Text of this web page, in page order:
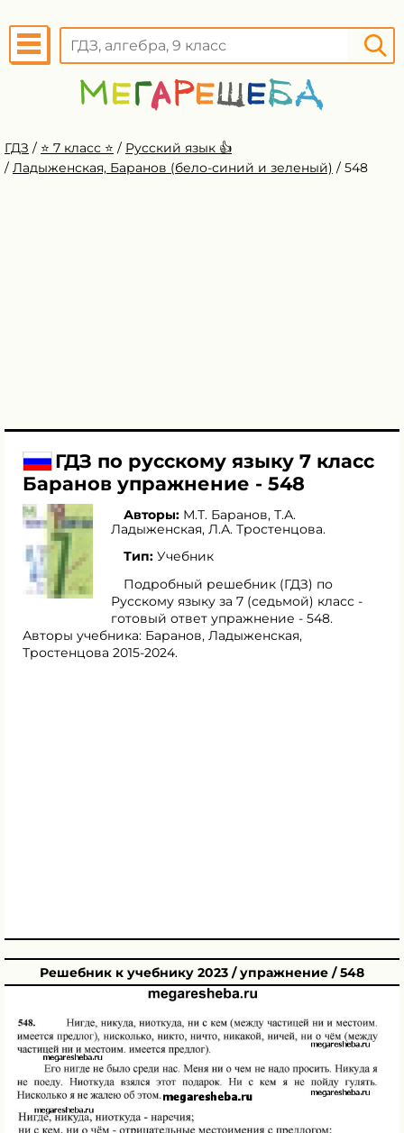
ГДЗ / ⭐️ 7 класс ⭐️ / Русский язык 👍
/ Ладыженская, Баранов (бело-синий и зеленый) / 548
ГДЗ по русскому языку 7 класс
Баранов упражнение - 548
Авторы: М.Т. Баранов, Т.А.
Ладыженская, Л.А. Тростенцова.
Тип: Учебник
Подробный решебник (ГДЗ) по
Русскому языку за 7 (седьмой) класс -
готовый ответ упражнение - 548.
Авторы учебника: Баранов, Ладыженская,
Тростенцова 2015-2024.
Решебник к учебнику 2023 / упражнение / 548